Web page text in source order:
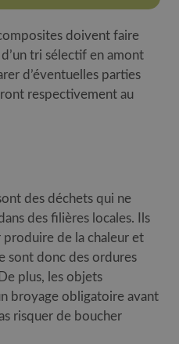
doivent faire
tri sélectif en amont
d’éventuelles parties
respectivement au
des déchets qui ne
des filières locales. Ils
de la chaleur et
sont donc des ordures
plus, les objets
broyage obligatoire avant
risquer de boucher